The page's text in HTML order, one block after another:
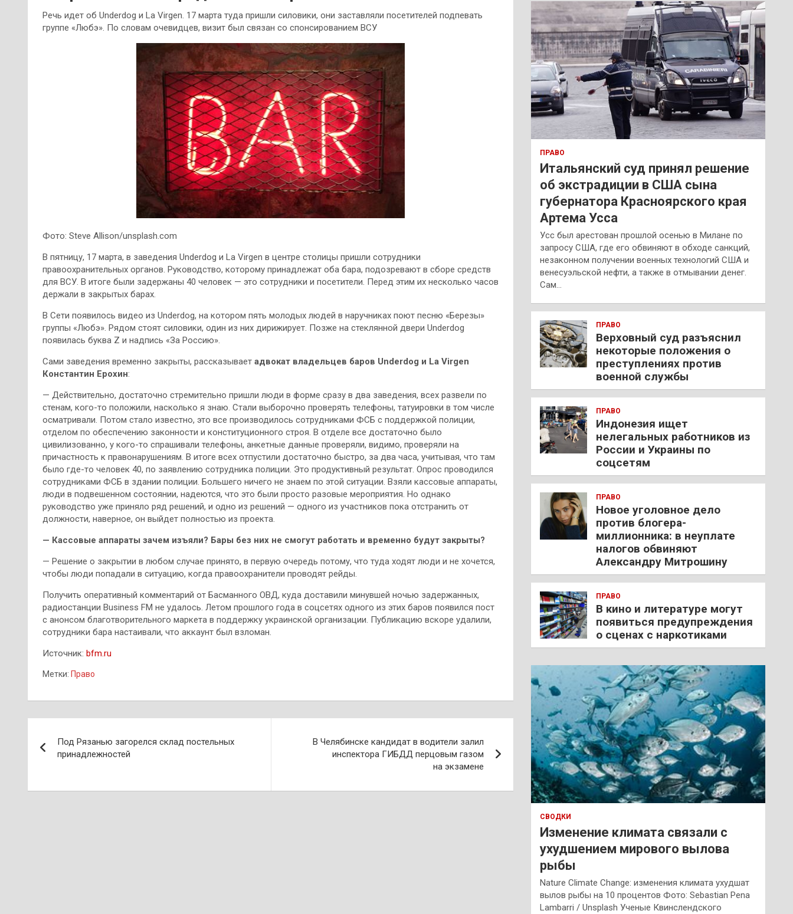
Речь идет об Underdog и La Virgen. 17 марта туда пришли силовики, они заставляли посетителей подпевать
группе «Любэ». По словам очевидцев, визит был связан со спонсированием ВСУ
Фото: Steve Allison/unsplash.com
В пятницу, 17 марта, в заведения Underdog и La Virgen в центре столицы пришли сотрудники
правоохранительных органов. Руководство, которому принадлежат оба бара, подозревают в сборе средств
для ВСУ. В итоге были задержаны 40 человек — это сотрудники и посетители. Перед этим их несколько часов
держали в закрытых барах.
В Сети появилось видео из Underdog, на котором пять молодых людей в наручниках поют песню «Березы»
группы «Любэ». Рядом стоят силовики, один из них дирижирует. Позже на стеклянной двери Underdog
появилась буква Z и надпись «За Россию».
Сами заведения временно закрыты, рассказывает адвокат владельцев баров Underdog и La Virgen
Константин Ерохин:
— Действительно, достаточно стремительно пришли люди в форме сразу в два заведения, всех развели по
стенам, кого-то положили, насколько я знаю. Стали выборочно проверять телефоны, татуировки в том числе
осматривали. Потом стало известно, это все производилось сотрудниками ФСБ с поддержкой полиции,
отделом по обеспечению законности и конституционного строя. В отделе все достаточно было
цивилизованно, у кого-то спрашивали телефоны, анкетные данные проверяли, видимо, проверяли на
причастность к правонарушениям. В итоге всех отпустили достаточно быстро, за два часа, учитывая, что там
было где-то человек 40, по заявлению сотрудника полиции. Это продуктивный результат. Опрос проводился
сотрудниками ФСБ в здании полиции. Большего ничего не знаем по этой ситуации. Взяли кассовые аппараты,
люди в подвешенном состоянии, надеются, что это были просто разовые мероприятия. Но однако
руководство уже приняло ряд решений, и одно из решений — одного из участников пока отстранить от
должности, наверное, он выйдет полностью из проекта.
— Кассовые аппараты зачем изъяли? Бары без них не смогут работать и временно будут закрыты?
— Решение о закрытии в любом случае принято, в первую очередь потому, что туда ходят люди и не хочется,
чтобы люди попадали в ситуацию, когда правоохранители проводят рейды.
Получить оперативный комментарий от Басманного ОВД, куда доставили минувшей ночью задержанных,
радиостанции Business FM не удалось. Летом прошлого года в соцсетях одного из этих баров появился пост
с анонсом благотворительного маркета в поддержку украинской организации. Публикацию вскоре удалили,
сотрудники бара настаивали, что аккаунт был взломан.
Источник: bfm.ru
Метки: Право
по
Под Рязанью загорелся склад постельных
принадлежностей
В Челябинске кандидат в водители залил
инспектора ГИБДД перцовым газом
на экзамене
к
ПРАВО
Итальянский суд принял решение
об экстрадиции в США сына
губернатора Красноярского края
Артема Усса
Усс был арестован прошлой осенью в Милане по
запросу США, где его обвиняют в обходе санкций,
незаконном получении военных технологий США и
венесуэльской нефти, а также в отмывании денег.
Сам…
ПРАВО
Верховный суд разъяснил
некоторые положения о
преступлениях против
военной службы
ПРАВО
Индонезия ищет
нелегальных работников из
России и Украины по
соцсетям
ПРАВО
Новое уголовное дело
против блогера-
миллионника: в неуплате
налогов обвиняют
Александру Митрошину
ПРАВО
В кино и литературе могут
появиться предупреждения
о сценах с наркотиками
СВОДКИ
Изменение климата связали с
ухудшением мирового вылова
рыбы
Nature Climate Change: изменения климата ухудшат
вылов рыбы на 10 процентов Фото: Sebastian Pena
Lambarri / Unsplash Ученые Квинслендского